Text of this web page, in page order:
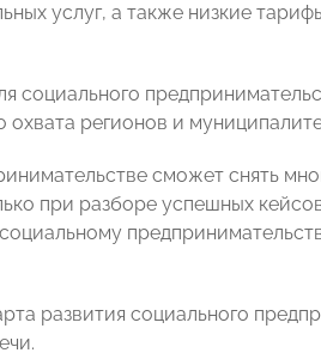
услуг, а также низкие
регионов и
сможет снять
при разборе успешных
развития социального